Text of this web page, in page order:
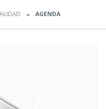
AGENDA